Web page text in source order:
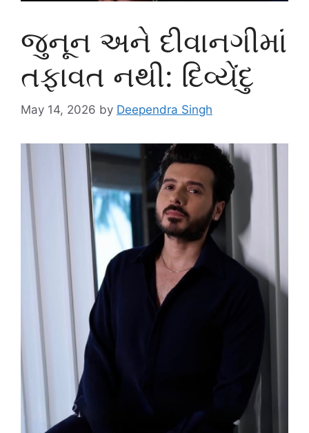
જુનૂન અને દીવાનગીમાં
તફાવત નથી: દિવ્યેંદુ
May 14, 2026 by Deependra Singh